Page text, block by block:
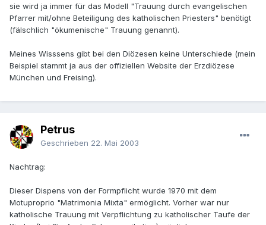
sie wird ja immer für das Modell "Trauung durch evangelischen
Pfarrer mit/ohne Beteiligung des katholischen Priesters" benötigt
(fälschlich "ökumenische" Trauung genannt).
Meines Wisssens gibt bei den Diözesen keine Unterschiede (mein
Beispiel stammt ja aus der offiziellen Website der Erzdiözese
München und Freising).
Petrus
Geschrieben 22. Mai 2003
Nachtrag:
Dieser Dispens von der Formpflicht wurde 1970 mit dem
Motuproprio "Matrimonia Mixta" ermöglicht. Vorher war nur
katholische Trauung mit Verpflichtung zu katholischer Taufe der